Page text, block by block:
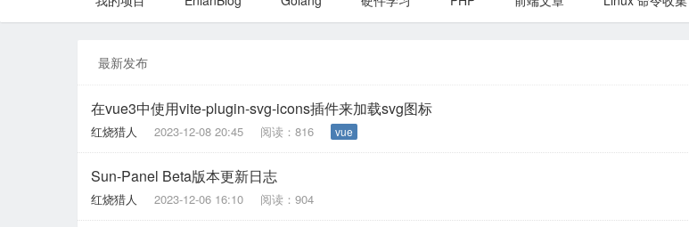
最新发布
在vue3中使用vite-plugin-svg-icons插件来加载svg图标
红烧猎人 2023-12-08 20:45 阅读：816 vue
Sun-Panel Beta版本更新日志
红烧猎人 2023-12-06 16:10 阅读：904